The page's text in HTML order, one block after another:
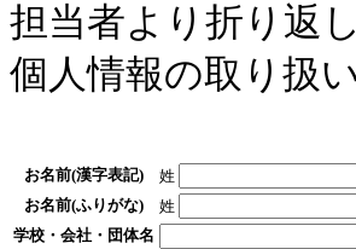
担当者より折り返
個人情報の取り扱
お名前(漢字表記) 姓
お名前(ふりがな)
姓
学校・会社・団体名